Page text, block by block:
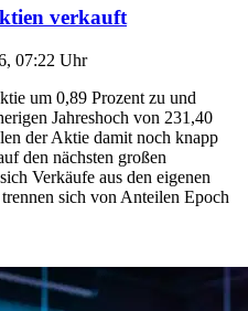
verkauft
07:22 Uhr
um 0,89 Prozent zu und
Jahreshoch von 231,40
der Aktie damit noch knapp
den nächsten großen
Verkäufe aus den eigenen
sich von Anteilen Epoch